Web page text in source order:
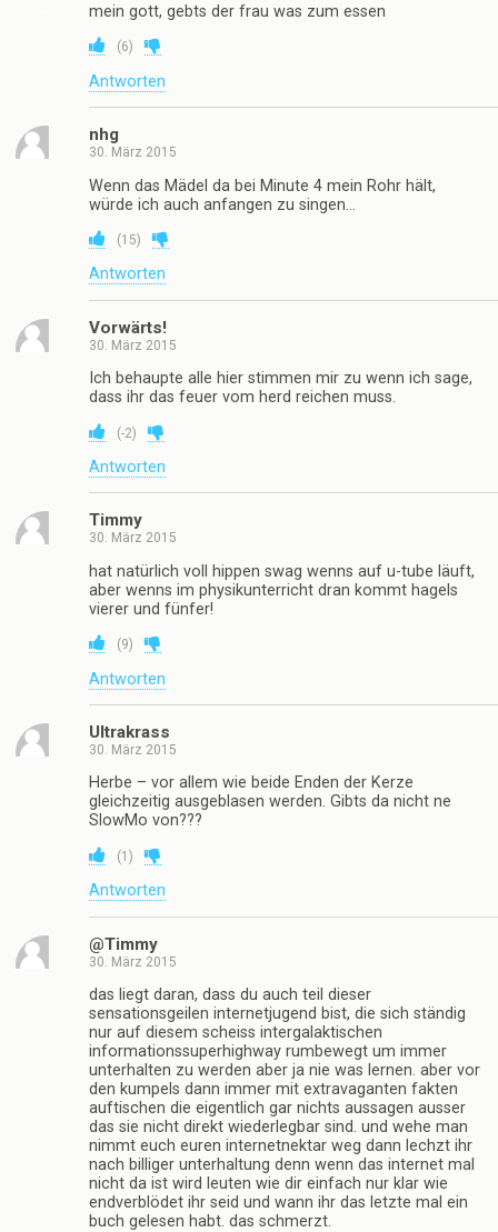
mein gott, gebts der frau was zum essen
(6)
Antworten
nhg
30. März 2015
Wenn das Mädel da bei Minute 4 mein Rohr hält,
würde ich auch anfangen zu singen…
(15)
Antworten
Vorwärts!
30. März 2015
Ich behaupte alle hier stimmen mir zu wenn ich sage,
dass ihr das feuer vom herd reichen muss.
(-2)
Antworten
Timmy
30. März 2015
hat natürlich voll hippen swag wenns auf u-tube läuft,
aber wenns im physikunterricht dran kommt hagels
vierer und fünfer!
(9)
Antworten
Ultrakrass
30. März 2015
Herbe – vor allem wie beide Enden der Kerze
gleichzeitig ausgeblasen werden. Gibts da nicht ne
SlowMo von???
(1 )
Antworten
@Timmy
30. März 2015
das liegt daran, dass du auch teil dieser
sensationsgeilen internetjugend bist, die sich ständig
nur auf diesem scheiss intergalaktischen
informationssuperhighway rumbewegt um immer
unterhalten zu werden aber ja nie was lernen. aber vor
den kumpels dann immer mit extravaganten fakten
auftischen die eigentlich gar nichts aussagen ausser
das sie nicht direkt wiederlegbar sind. und wehe man
nimmt euch euren internetnektar weg dann lechzt ihr
nach billiger unterhaltung denn wenn das internet mal
nicht da ist wird leuten wie dir einfach nur klar wie
endverblödet ihr seid und wann ihr das letzte mal ein
buch gelesen habt. das schmerzt.